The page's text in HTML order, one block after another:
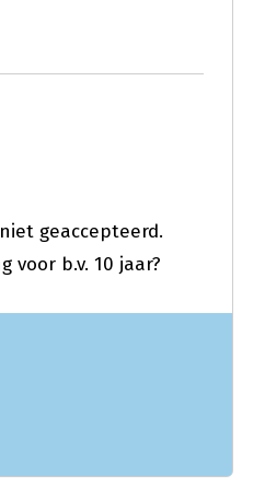
geaccepteerd.
voor b.v. 10 jaar?